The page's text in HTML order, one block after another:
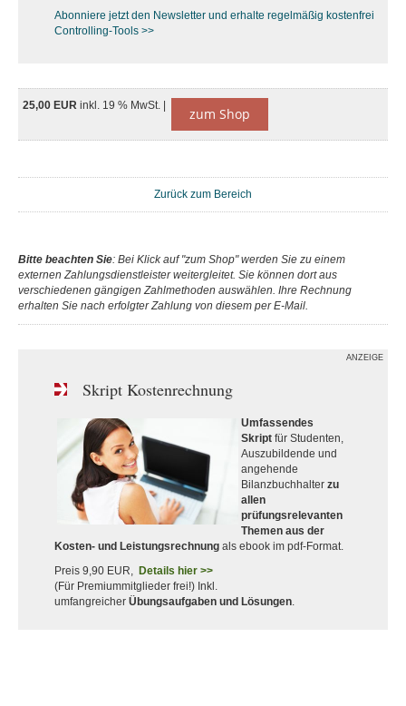
Abonniere jetzt den Newsletter und erhalte regelmäßig kostenfrei
Controlling-Tools >>
25,00 EUR inkl. 19 % MwSt. | zum Shop
Zurück zum Bereich
Bitte beachten Sie: Bei Klick auf "zum Shop" werden Sie zu einem
externen Zahlungsdienstleister weitergleitet. Sie können dort aus
verschiedenen gängigen Zahlmethoden auswählen. Ihre Rechnung
erhalten Sie nach erfolgter Zahlung von diesem per E-Mail.
ANZEIGE
Skript Kostenrechnung
Umfassendes
Skript für Studenten,
Auszubildende und
angehende
Bilanzbuchhalter zu
allen
prüfungsrelevanten
Themen aus der
Kosten- und Leistungsrechnung als ebook im pdf-Format.
Preis 9,90 EUR, Details hier >>
(Für Premiummitglieder frei!) Inkl.
umfangreicher Übungsaufgaben und Lösungen.